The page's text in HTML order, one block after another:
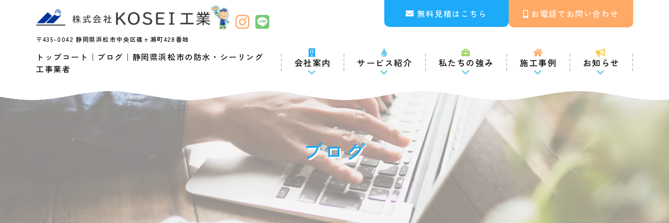
〒435-0042 静岡県浜松市中央区篠ヶ瀬町428番地
無料見積はこちら お電話でお問い合わせ
トップコート｜ブログ｜静岡県浜松市の防水・シーリング
工事業者
会社案内 サービス紹介 私たちの強み 施工事例 お知らせ
ブログ